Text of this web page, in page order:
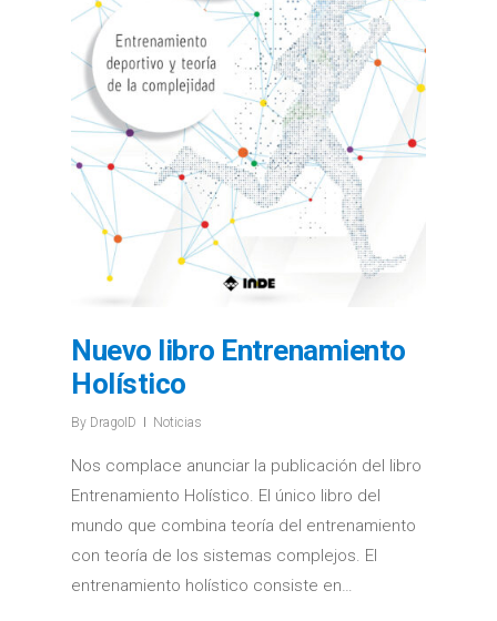
Nuevo libro Entrenamiento
Holístico
By DragoID Noticias
Nos complace anunciar la publicación del libro
Entrenamiento Holístico. El único libro del
mundo que combina teoría del entrenamiento
con teoría de los sistemas complejos. El
entrenamiento holístico consiste en…